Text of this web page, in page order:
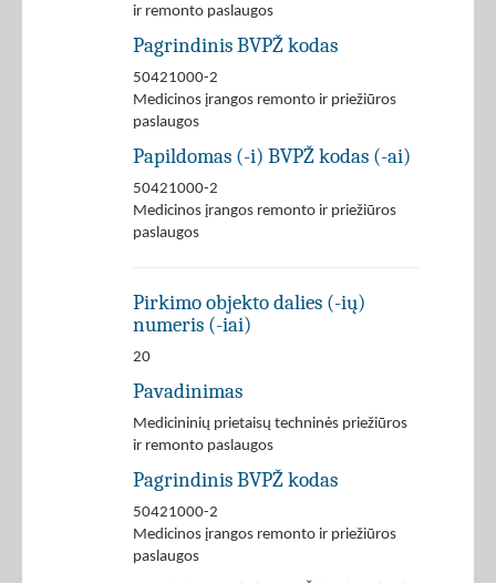
ir remonto paslaugos
Pagrindinis BVPŽ kodas
50421000-2
Medicinos įrangos remonto ir priežiūros
paslaugos
Papildomas (-i) BVPŽ kodas (-ai)
50421000-2
Medicinos įrangos remonto ir priežiūros
paslaugos
Pirkimo objekto dalies (-ių)
numeris (-iai)
20
Pavadinimas
Medicininių prietaisų techninės priežiūros
ir remonto paslaugos
Pagrindinis BVPŽ kodas
50421000-2
Medicinos įrangos remonto ir priežiūros
paslaugos